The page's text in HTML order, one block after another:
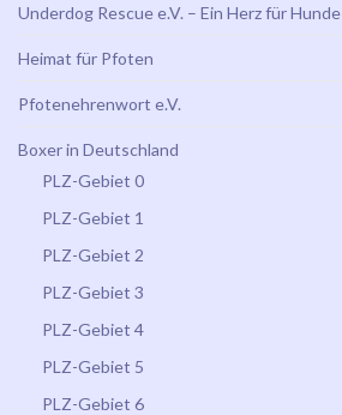
Underdog Rescue e.V. – Ein Herz für Hunde
Heimat für Pfoten
Pfotenehrenwort e.V.
Boxer in Deutschland
PLZ-Gebiet 0
PLZ-Gebiet 1
PLZ-Gebiet 2
PLZ-Gebiet 3
PLZ-Gebiet 4
PLZ-Gebiet 5
PLZ-Gebiet 6